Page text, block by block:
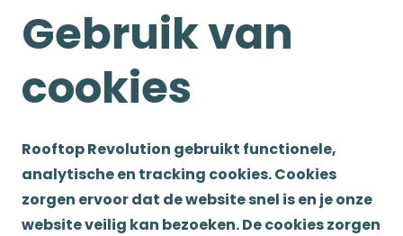
Gebruik van
cookies
Rooftop Revolution gebruikt functionele,
analytische en tracking cookies. Cookies
zorgen ervoor dat de website snel is en je onze
website veilig kan bezoeken. De cookies zorgen